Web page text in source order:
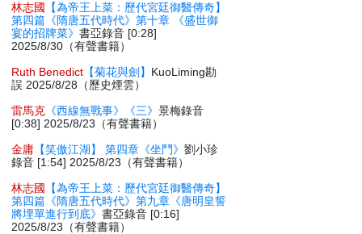
林志國
【為帝王上菜：歷代宮廷御醫傳奇】
第四篇《隋唐五代時代》第十章 《盛世御
宴的招牌菜》書亞錄音 [0:28]
2025/8/30（有聲書籍）
Ruth Benedict 【菊花與劍】 KuoLiming勘
誤 2025/8/28（歷史煙雲）
雷馬克 《西線無戰事》《三》景梅錄音
[0:38] 2025/8/23（有聲書籍）
金庸 【笑傲江湖】 第四章《坐鬥》劉小珍
錄音 [1:54] 2025/8/23（有聲書籍）
林志國
【為帝王上菜：歷代宮廷御醫傳奇】
第四篇《隋唐五代時代》第九章《唐明皇誓
將埋單進行到底》書亞錄音 [0:16]
2025/8/23（有聲書籍）